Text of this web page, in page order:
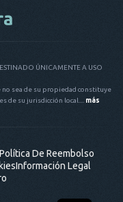
ÚNICAMENTE A USO
sea de su propiedad constituye
de su jurisdicción local....
más
Política De Reembolso
Información Legal